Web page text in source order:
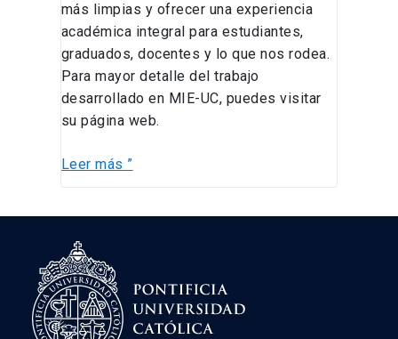
más limpias y ofrecer una experiencia
académica integral para estudiantes,
graduados, docentes y lo que nos rodea.
Para mayor detalle del trabajo
desarrollado en MIE-UC, puedes visitar
su página web.
Leer más ”